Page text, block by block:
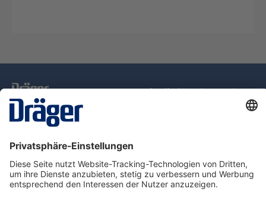
Technikfür das Leben
Service-Hotline
Über Dräger
Informationen